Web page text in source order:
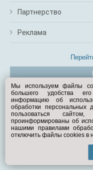
Партнерство
Реклама
©
Мы используем файлы
большего удобства
информацию об
обработки
пользоваться
проинформированы об
нашими правилами
отключить файлы cookies в